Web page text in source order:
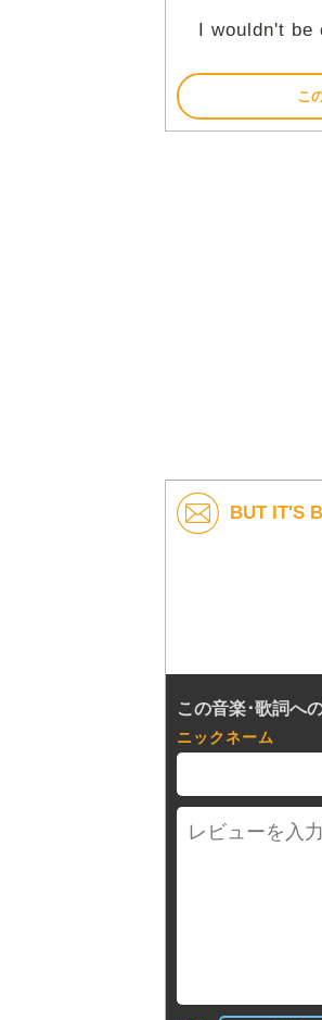
I wouldn't be
こ
BUT IT'S
この音楽･歌詞へ
ニックネーム